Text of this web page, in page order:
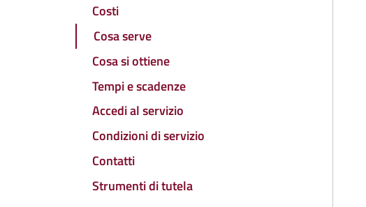
Costi
Cosa serve
Cosa si ottiene
Tempi e scadenze
Accedi al servizio
Condizioni di servizio
Contatti
Strumenti di tutela